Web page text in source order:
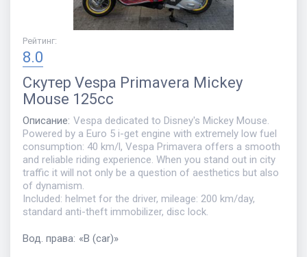
Рейтинг:
8.0
Скутер Vespa Primavera Mickey
Mouse 125cc
Описание: Vespa dedicated to Disney's Mickey Mouse.
Powered by a Euro 5 i-get engine with extremely low fuel
consumption: 40 km/l, Vespa Primavera offers a smooth
and reliable riding experience. When you stand out in city
traffic it will not only be a question of aesthetics but also
of dynamism.
Included: helmet for the driver, mileage: 200 km/day,
standard anti-theft immobilizer, disc lock.
Вод. права: «B (car)»